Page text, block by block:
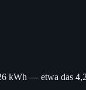
kWh — etwa das